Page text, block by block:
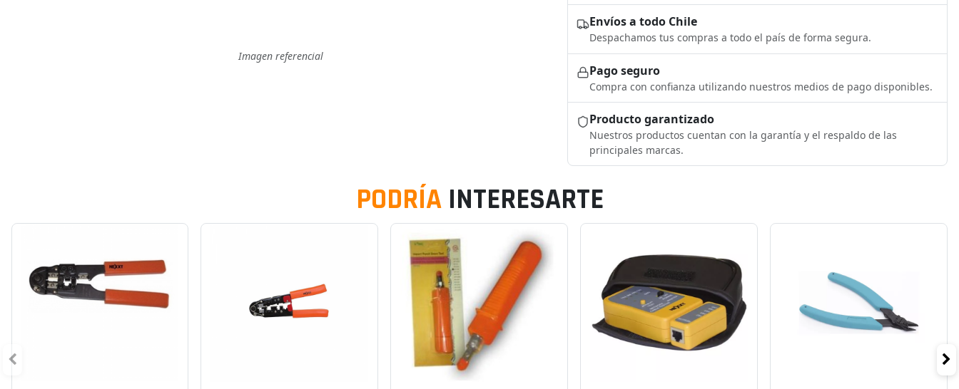
Imagen referencial
Envíos a todo Chile
Despachamos tus compras a todo el país de forma segura.
Pago seguro
Compra con confianza utilizando nuestros medios de pago disponibles.
Producto garantizado
Nuestros productos cuentan con la garantía y el respaldo de las
principales marcas.
PODRÍAINTERESARTE